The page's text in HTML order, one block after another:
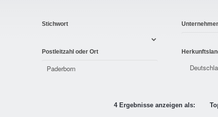
Stichwort
Postleitzahl oder Ort
4 Ergebnisse anzeigen als: